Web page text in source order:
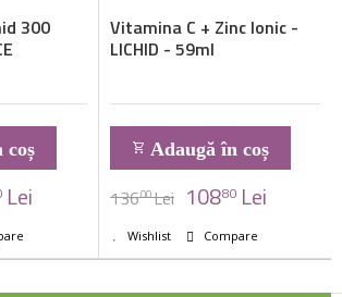
300
coș
Lei
Vitamina C + Zinc Ionic -
LICHID - 59ml
Adaugă în coș
13600Lei 10880 Lei
Wishlist Compare